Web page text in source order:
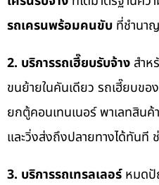
รถเครนพร้อมคนขับ ที่ชำนา
2. บริการรถเฮี๊ยบรับจ้าง สำห
ขนย้ายในคันเดียว รถเฮี๊ยบขอ
ยกตู้คอนเทนเนอร์ พาเลทสินค้
และวิ่งส่งถึงปลายทางได้ทันที
3. บริการรถเทรลเลอร์หมดปั